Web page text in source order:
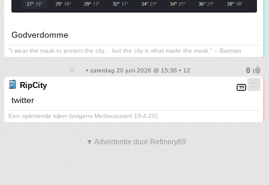
Godverdomme
"I wear the mask to protect the city… but the city is what made the mask." – Batman
• zaterdag 20 juni 2026 @ 15:36 • 12
RipCity
twitter
Een oplettende kijker (volgens Mediacourant 15-4-20).
▼ Advertentie door Refinery89